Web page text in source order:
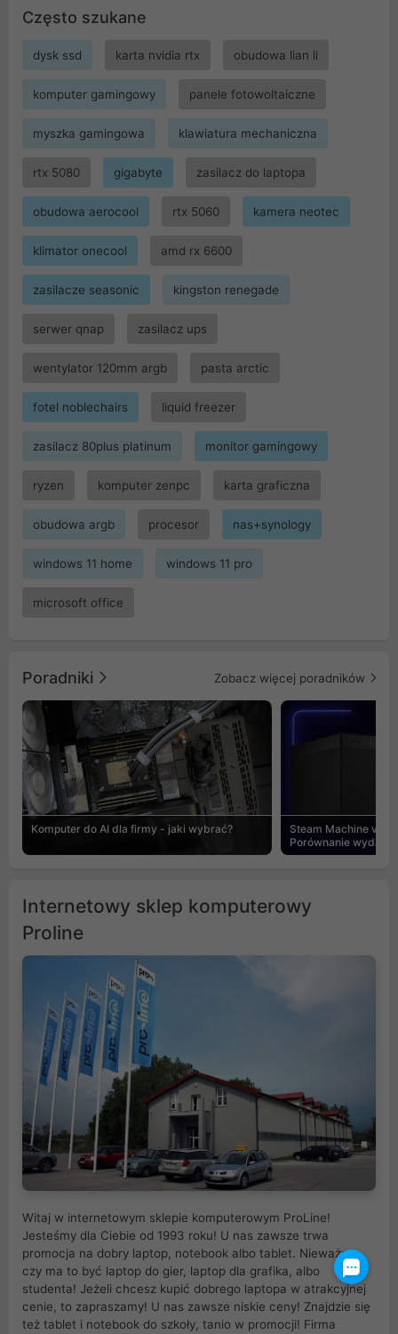
Często szukane
dysk ssd karta nvidia rtx obudowa lian li
komputer gamingowy panele fotowoltaiczne
myszka gamingowa klawiatura mechaniczna
rtx 5080 gigabyte zasilacz do laptopa
obudowa aerocool rtx 5060 kamera neotec
klimator onecool amd rx 6600
zasilacze seasonic kingston renegade
serwer qnap zasilacz ups
wentylator 120mm argb pasta arctic
fotel noblechairs liquid freezer
zasilacz 80plus platinum monitor gamingowy
ryzen komputer zenpc karta graficzna
obudowa argb procesor nas+synology
windows 11 home windows 11 pro
microsoft office
Poradniki Zobacz więcej poradników
Komputer do AI dla firmy - jaki wybrać?
Steam Machine vs
Porównanie
Internetowy sklep komputerowy
Proline
Witaj w internetowym sklepie komputerowym ProLine!
Jesteśmy dla Ciebie od 1993 roku! U nas zawsze trwa
promocja na dobry laptop, notebook albo tablet. Nieważne
czy ma to być laptop do gier, laptop dla grafika, albo
studenta! Jeżeli chcesz kupić dobrego laptopa w atrakcyjnej
cenie, to zapraszamy! U nas zawsze niskie ceny! Znajdzie się
też tablet i notebook do szkoły, tanio w promocji! Firma